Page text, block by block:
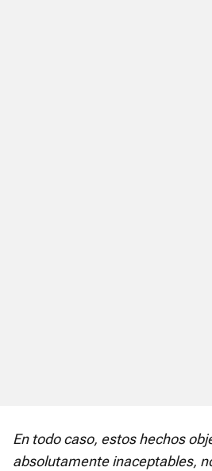
En todo caso, estos hechos
absolutamente inaceptables,